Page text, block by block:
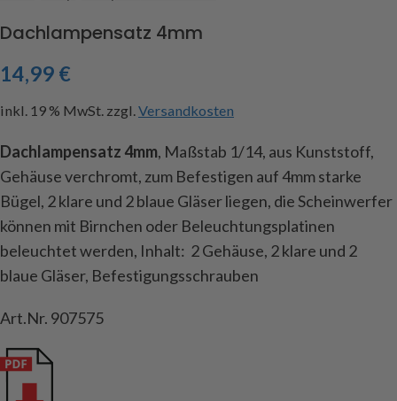
Dachlampensatz 4mm
14,99 €
inkl. 19 % MwSt. zzgl.Versandkosten
Dachlampensatz 4mm, Maßstab 1/14, aus Kunststoff,
Gehäuse verchromt, zum Befestigen auf 4mm starke
Bügel, 2 klare und 2 blaue Gläser liegen, die Scheinwerfer
können mit Birnchen oder Beleuchtungsplatinen
beleuchtet werden, Inhalt: 2 Gehäuse, 2 klare und 2
blaue Gläser, Befestigungsschrauben
Art.Nr. 907575